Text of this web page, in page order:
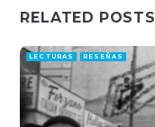
RELATED POSTS
LECTURAS RESEÑAS